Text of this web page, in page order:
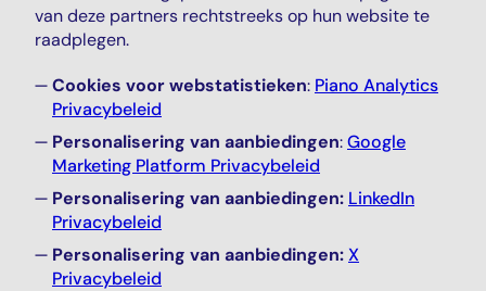
van deze partners rechtstreeks op hun website te
raadplegen.
Cookies voor webstatistieken: Piano Analytics
Privacybeleid
Personalisering van aanbiedingen:Google
Marketing Platform Privacybeleid
Personalisering van aanbiedingen: LinkedIn
Privacybeleid
Personalisering van aanbiedingen:X
Privacybeleid